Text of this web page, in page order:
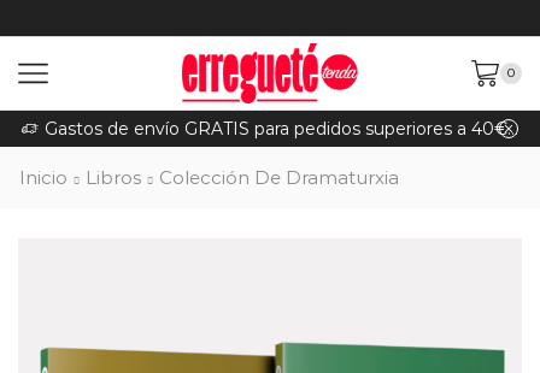
0
Gastos de envío GRATIS para pedidos superiores a 40€ (Península)
Inicio Libros Colección De Dramaturxia